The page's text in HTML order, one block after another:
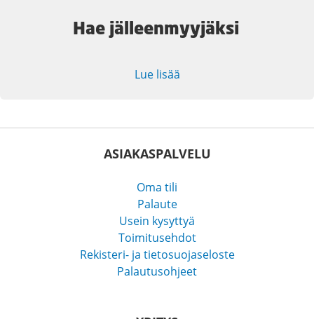
Hae jälleenmyyjäksi
Lue lisää
ASIAKASPALVELU
Oma tili
Palaute
Usein kysyttyä
Toimitusehdot
Rekisteri- ja tietosuojaseloste
Palautusohjeet